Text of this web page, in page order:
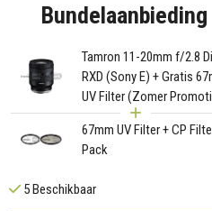
Bundelaanbieding
Tamron 11-20mm f/2.8
RXD (Sony E) + Gratis
UV Filter (Zomer
67mm UV Filter + CP
Pack
5 Beschikbaar